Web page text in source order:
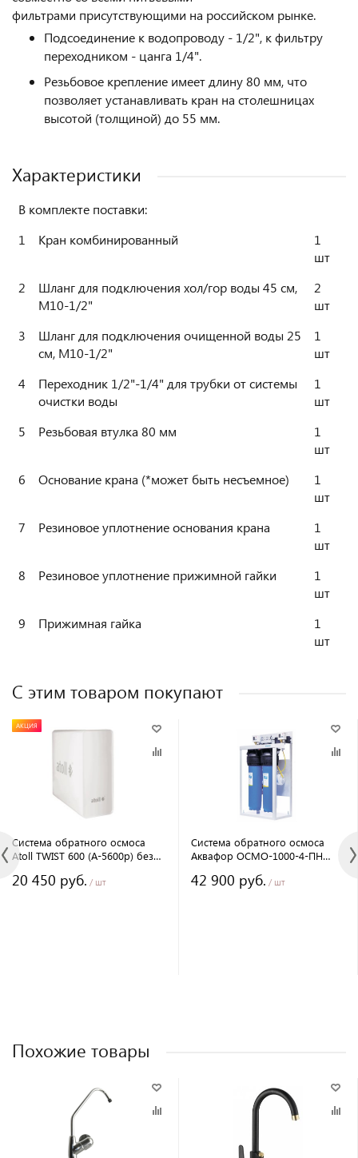
фильтрами присутствующими на российском рынке.
Подсоединение к водопроводу - 1/2", к фильтру
переходником - цанга 1/4".
Резьбовое крепление имеет длину 80 мм, что
позволяет устанавливать кран на столешницах
высотой (толщиной) до 55 мм.
Характеристики
В комплекте поставки:
1
Кран комбинированный
1
шт
2
Шланг для подключения хол/гор воды 45 см,
М10-1/2"
2
шт
3
Шланг для подключения очищенной воды 25
см, М10-1/2"
1
шт
4
Переходник 1/2"-1/4" для трубки от системы
очистки воды
1
шт
5
Резьбовая втулка 80 мм
1
шт
6
Основание крана (*может быть несъемное)
1
шт
7
Резиновое уплотнение основания крана
1
шт
8
Резиновое уплотнение прижимной гайки
1
шт
9
Прижимная гайка
1
шт
С этим товаром покупают
АКЦИЯ
Система обратного осмоса
Atoll TWIST 600 (A-5600p) без
20 450 руб. / шт
Система обратного осмоса
Аквафор ОСМО-1000-4-ПН
42 900 руб. / шт
Похожие товары